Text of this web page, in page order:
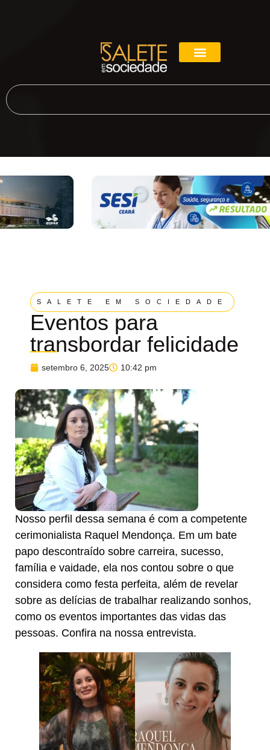
SALETE EM SOCIEDADE
Eventos para
transbordar felicidade
setembro 6, 2025 10:42 pm
Nosso perfil dessa semana é com a competente
cerimonialista Raquel Mendonça. Em um bate
papo descontraído sobre carreira, sucesso,
família e vaidade, ela nos contou sobre o que
considera como festa perfeita, além de revelar
sobre as delícias de trabalhar realizando sonhos,
como os eventos importantes das vidas das
pessoas. Confira na nossa entrevista.